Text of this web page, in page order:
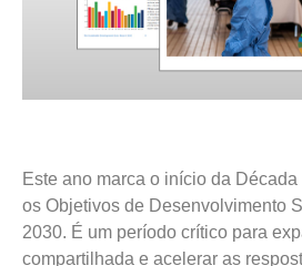
Este ano marca o início da
os Objetivos de Desenvolvimento
2030. É um período crítico para
compartilhada e acelerar as